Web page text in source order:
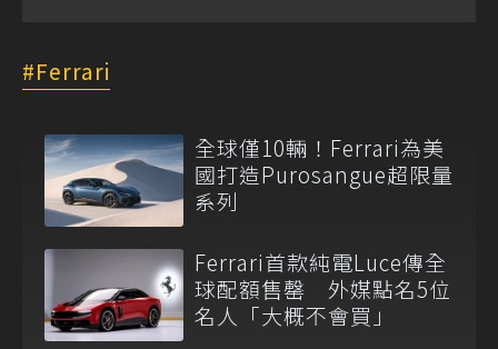
Ferrari
全球僅10輛！Ferrari為美
國打造Purosangue超限量
系列
Ferrari首款純電Luce傳全
球配額售罄 外媒點名5位
名人「大概不會買」